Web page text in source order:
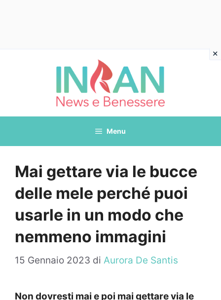
Menu
Mai gettare via le bucce
delle mele perché puoi
usarle in un modo che
nemmeno immagini
15 Gennaio 2023 di Aurora De Santis
Non dovresti mai e poi mai gettare via le